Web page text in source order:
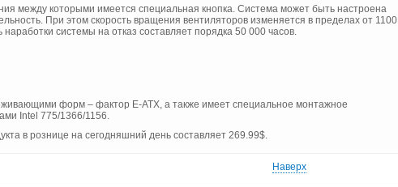
между которыми имеется специальная кнопка. Система может быть настроена
При этом скорость вращения вентиляторов изменяется в пределах от 1100
системы на отказ составляет порядка 50 000 часов.
форм – фактор E-ATX, а также имеет специальное монтажное
Intel 775/1366/1156.
в рознице на сегодняшний день составляет 269.99$.
Наверх